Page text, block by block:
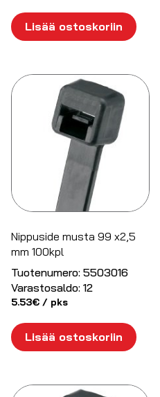
Lisää ostoskoriin
Nippuside musta 99 x2,5
mm 100kpl
Tuotenumero: 5503016
Varastosaldo: 12
5.53€ / pks
Lisää ostoskoriin